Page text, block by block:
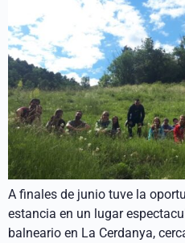
A finales de junio tuve la
estancia en un lugar
balneario en La Cerdanya,